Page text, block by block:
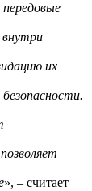
внутри
их
», – считает